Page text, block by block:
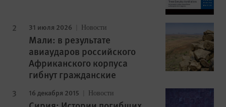
31 июля 2026 Новости
Мали: в результате
авиаударов российского
Африканского корпуса
гибнут гражданские
16 декабря 2015 Новости